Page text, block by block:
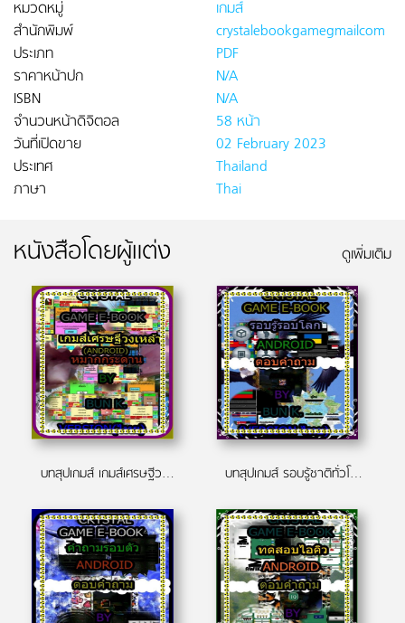
หมวดหมู่
เกมส์
สำนักพิมพ์
crystalebookgamegmailcom
ประเภท
PDF
ราคาหน้าปก
N/A
ISBN
N/A
จำนวนหน้าดิจิตอล
58 หน้า
วันที่เปิดขาย
02 February 2023
ประเทศ
Thailand
ภาษา
Thai
หนังสือโดยผู้แต่ง ดูเพิ่มเติม
บทสุปเกมส์ เกมส์เศรษฐีวงเหล้า ประเภทเกมส์ หมากกระดาน(android) บทสุปเกมส์ รอบรู้ชาติทั่วโลก ประเภทเกมส์ ตอบคำถาม(android)